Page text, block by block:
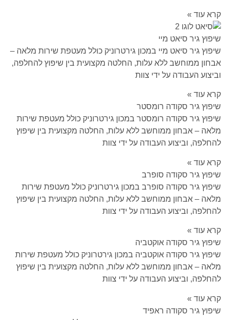
קרא עוד »
שיפוץ גיר סיאט מיי
שיפוץ גיר סיאט מיי במכון גירטרוניק כולל מעטפת שירות מלאה –
אבחון ממוחשב ללא עלות, החלטה מקצועית בין שיפוץ להחלפה,
וביצוע העבודה על ידי צוות
קרא עוד »
שיפוץ גיר סקודה רומסטר
שיפוץ גיר סקודה רומסטר במכון גירטרוניק כולל מעטפת שירות
מלאה – אבחון ממוחשב ללא עלות, החלטה מקצועית בין שיפוץ
להחלפה, וביצוע העבודה על ידי צוות
קרא עוד »
שיפוץ גיר סקודה סופרב
שיפוץ גיר סקודה סופרב במכון גירטרוניק כולל מעטפת שירות
מלאה – אבחון ממוחשב ללא עלות, החלטה מקצועית בין שיפוץ
להחלפה, וביצוע העבודה על ידי צוות
קרא עוד »
שיפוץ גיר סקודה אוקטביה
שיפוץ גיר סקודה אוקטביה במכון גירטרוניק כולל מעטפת שירות
מלאה – אבחון ממוחשב ללא עלות, החלטה מקצועית בין שיפוץ
להחלפה, וביצוע העבודה על ידי צוות
קרא עוד »
שיפוץ גיר סקודה ראפיד